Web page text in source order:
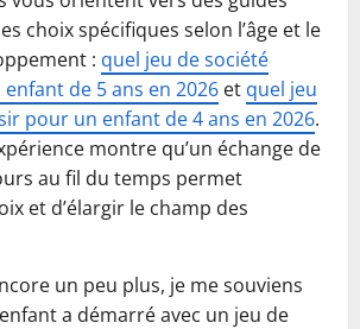
choix spécifiques selon l’âge et le
: quel jeu de société
de 5 ans en 2026 et quel jeu
pour un enfant de 4 ans en 2026.
montre qu’un échange de
au fil du temps permet
et d’élargir le champ des
un peu plus, je me souviens
a démarré avec un jeu de